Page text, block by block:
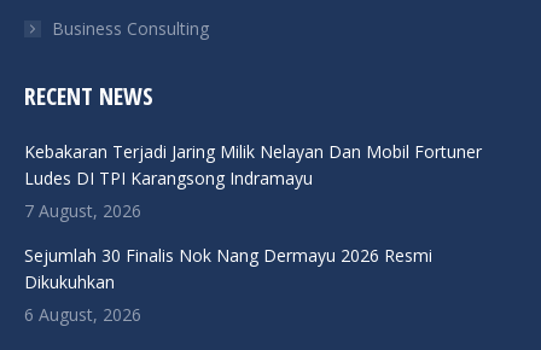
Business Consulting
RECENT NEWS
Kebakaran Terjadi Jaring Milik Nelayan Dan Mobil Fortuner
Ludes DI TPI Karangsong Indramayu
7 August, 2026
Sejumlah 30 Finalis Nok Nang Dermayu 2026 Resmi
Dikukuhkan
6 August, 2026